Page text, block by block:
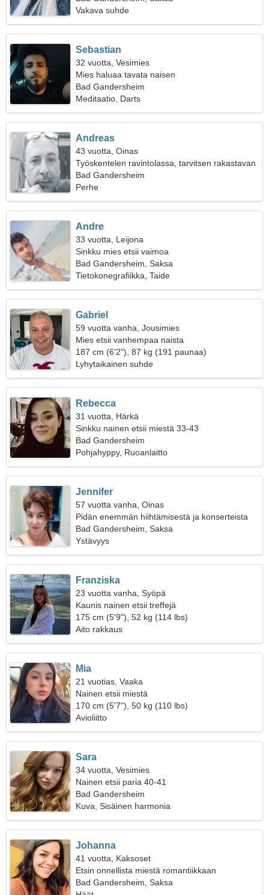
Vakava suhde
Sebastian
32 vuotta, Vesimies
Mies haluaa tavata naisen
Bad Gandersheim
Meditaatio, Darts
Andreas
43 vuotta, Oinas
Työskentelen ravintolassa, tarvitsen rakastavan
naisen
Bad Gandersheim
Perhe
Andre
33 vuotta, Leijona
Sinkku mies etsii vaimoa
Bad Gandersheim, Saksa
Tietokonegrafiikka, Taide
Gabriel
59 vuotta vanha, Jousimies
Mies etsii vanhempaa naista
187 cm (6'2"), 87 kg (191 paunaa)
Lyhytaikainen suhde
Rebecca
31 vuotta, Härkä
Sinkku nainen etsii miestä 33-43
Bad Gandersheim
Pohjahyppy, Ruoanlaitto
Jennifer
57 vuotta vanha, Oinas
Pidän enemmän hiihtämisestä ja konserteista
Bad Gandersheim, Saksa
Ystävyys
Franziska
23 vuotta vanha, Syöpä
Kaunis nainen etsii treffejä
175 cm (5'9"), 52 kg (114 lbs)
Aito rakkaus
Mia
21 vuotias, Vaaka
Nainen etsii miestä
170 cm (5'7"), 50 kg (110 lbs)
Avioliitto
Sara
34 vuotta, Vesimies
Nainen etsii paria 40-41
Bad Gandersheim
Kuva, Sisäinen harmonia
Johanna
41 vuotta, Kaksoset
Etsin onnellista miestä romantiikkaan
Bad Gandersheim, Saksa